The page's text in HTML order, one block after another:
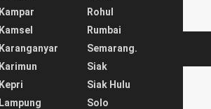
Kampar
Kamsel
Karanganyar
Karimun
Kepri
Lampung
Rohul
Rumbai
Semarang.
Siak
Siak Hulu
Solo